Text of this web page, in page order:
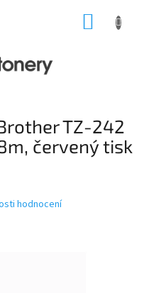
TZ-242
červený tisk
hodnocení